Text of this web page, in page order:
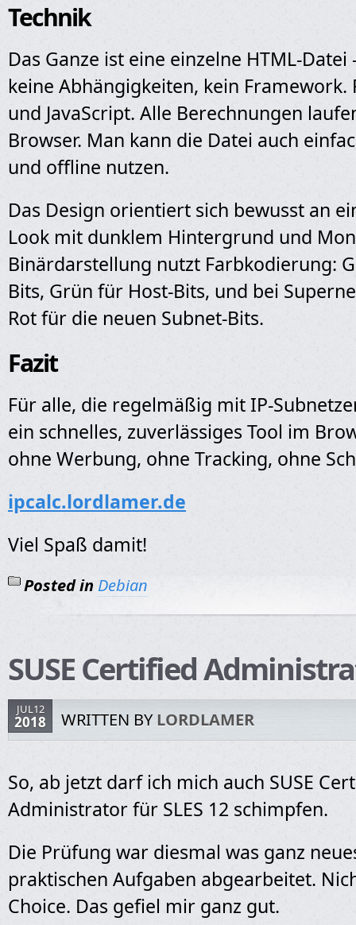
Technik
Das Ganze ist eine einzelne HTML-
keine Abhängigkeiten, kein Framework.
und JavaScript. Alle Berechnungen
Browser. Man kann die Datei auch
und offline nutzen.
Das Design orientiert sich bewusst an
Look mit dunklem Hintergrund und
Binärdarstellung nutzt Farbkodierung:
Bits, Grün für Host-Bits, und bei
Rot für die neuen Subnet-Bits.
Fazit
Für alle, die regelmäßig mit IP-
ein schnelles, zuverlässiges Tool im
ohne Werbung, ohne Tracking, ohne
ipcalc.lordlamer.de
Viel Spaß damit!
Posted in Debian
SUSE Certified
JUL12
2018 WRITTEN BYLORDLAMER
So, ab jetzt darf ich mich auch SUSE
Administrator für SLES 12 schimpfen.
Die Prüfung war diesmal was ganz
praktischen Aufgaben abgearbeitet.
Choice. Das gefiel mir ganz gut.